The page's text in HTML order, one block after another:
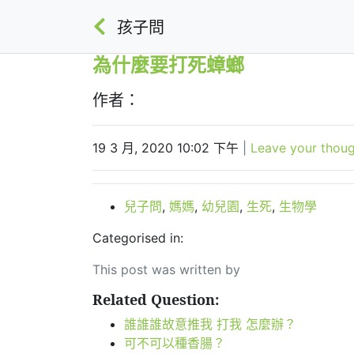
孩子問
為什麼要打死蟑螂
作者：
19 3 月, 2020 10:02 下午 Leave your
兒子問, 媽媽, 幼兒園, 生死, 生物學
Categorised in:
This post was written by
Related Question:
誰誰誰故意推我 打我 怎麼辦？
可不可以種香腸？